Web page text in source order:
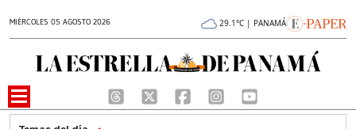
MIÉRCOLES 05 AGOSTO 2026 29.1°C | PANAMÁ